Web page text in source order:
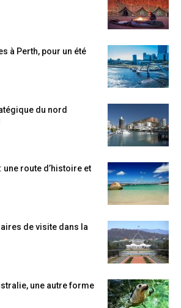
à Perth, pour un été
du nord
une route d’histoire et
de visite dans la
une autre forme